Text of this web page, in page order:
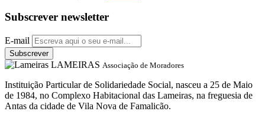
Subscrever newsletter
E-mail
Subscrever
LAMEIRAS Associação de Moradores
Instituição Particular de Solidariedade Social, nasceu a 25 de Maio
de 1984, no Complexo Habitacional das Lameiras, na freguesia de
Antas da cidade de Vila Nova de Famalicão.